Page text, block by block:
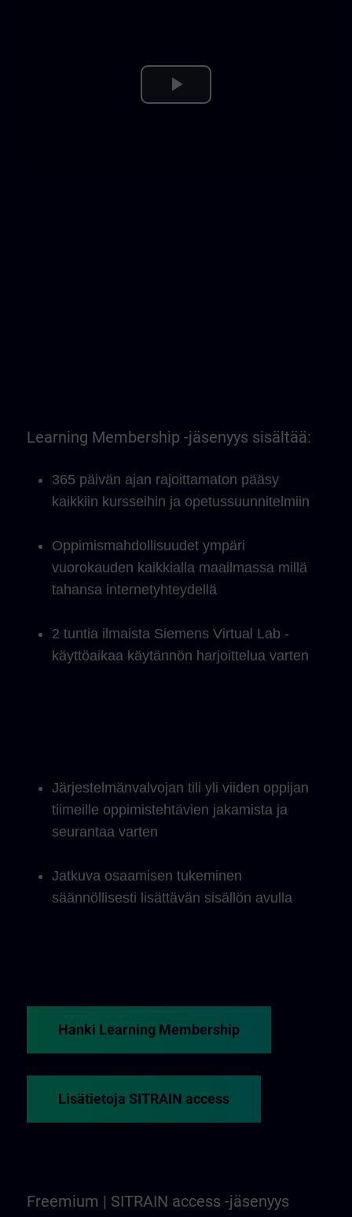
Play
Learning Membership -jäsenyys sisältää:
365 päivän ajan rajoittamaton pääsy
kaikkiin kursseihin ja opetussuunnitelmiin
Oppimismahdollisuudet ympäri
vuorokauden kaikkialla maailmassa millä
tahansa internetyhteydellä
2 tuntia ilmaista Siemens Virtual Lab -
käyttöaikaa käytännön harjoittelua varten
Järjestelmänvalvojan tili yli viiden oppijan
tiimeille oppimistehtävien jakamista ja
seurantaa varten
Jatkuva osaamisen tukeminen
säännöllisesti lisättävän sisällön avulla
Hanki Learning Membership
Lisätietoja SITRAIN access
Freemium | SITRAIN access -jäsenyys